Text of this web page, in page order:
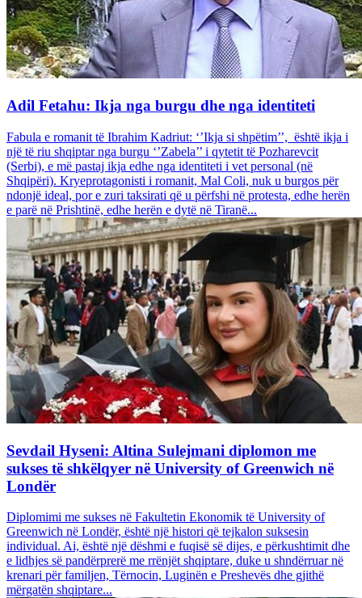
Adil Fetahu: Ikja nga burgu dhe nga identiteti
Fabula e romanit të Ibrahim Kadriut: ‘’Ikja si shpëtim’’, është ikja i
një të riu shqiptar nga burgu ‘’Zabela’’ i qytetit të Pozharevcit
(Serbi), e më pastaj ikja edhe nga identiteti i vet personal (në
Shqipëri). Kryeprotagonisti i romanit, Mal Coli, nuk u burgos për
ndonjë ideal, por e zuri taksirati që u përfshi në protesta, edhe herën
e parë në Prishtinë, edhe herën e dytë në Tiranë...
Sevdail Hyseni: Altina Sulejmani diplomon me
sukses të shkëlqyer në University of Greenwich në
Londër
Diplomimi me sukses në Fakultetin Ekonomik të University of
Greenwich në Londër, është një histori që tejkalon suksesin
individual. Ai, është një dëshmi e fuqisë së dijes, e përkushtimit dhe
e lidhjes së pandërprerë me rrënjët shqiptare, duke u shndërruar në
krenari për familjen, Tërnocin, Luginën e Preshevës dhe gjithë
mërgatën shqiptare...